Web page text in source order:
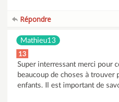
Répondre
Mathieu13
13
Super interressant merci pour
beaucoup de choses à
enfants. Il est important de